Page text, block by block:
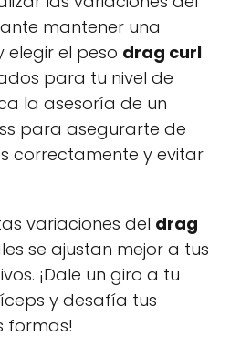
mantener una
el peso drag curl
para tu nivel de
la asesoría de un
para asegurarte de
correctamente y evitar
variaciones del drag
se ajustan mejor a tus
¡Dale un giro a tu
y desafía tus
formas!